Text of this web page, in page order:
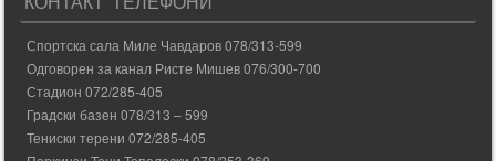
Спортска сала Миле Чавдаров 078/313-599
Одговорен за канал Ристе Мишев 076/300-700
Стадион 072/285-405
Градски базен 078/313 – 599
Тениски терени 072/285-405